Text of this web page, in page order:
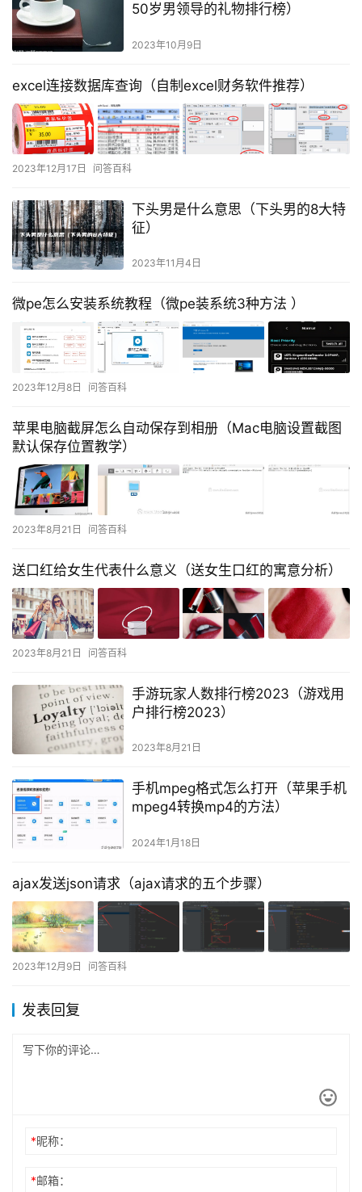
50岁男领导的礼物排行榜）
2023年10月9日
excel连接数据库查询（自制excel财务软件推荐）
2023年12月17日 问答百科
下头男是什么意思（下头男的8大特
征）
2023年11月4日
微pe怎么安装系统教程（微pe装系统3种方法 ）
2023年12月8日 问答百科
苹果电脑截屏怎么自动保存到相册（Mac电脑设置截图
默认保存位置教学）
2023年8月21日 问答百科
送口红给女生代表什么意义（送女生口红的寓意分析）
2023年8月21日 问答百科
手游玩家人数排行榜2023（游戏用
户排行榜2023）
2023年8月21日
手机mpeg格式怎么打开（苹果手机
mpeg4转换mp4的方法）
2024年1月18日
ajax发送json请求（ajax请求的五个步骤）
2023年12月9日 问答百科
发表回复
*昵称：
*邮箱：